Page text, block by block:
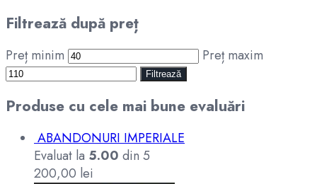
Filtrează după preț
Preț minim Preț maxim
Filtrează
Produse cu cele mai bune evaluări
ABANDONURI IMPERIALE
Evaluat la 5.00 din 5
200,00 lei